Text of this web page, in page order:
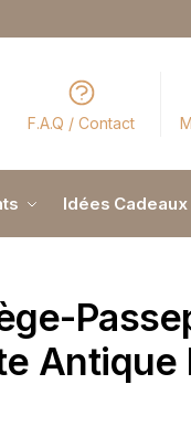
F.A.Q / Contact
Idées Cadeaux
Antique